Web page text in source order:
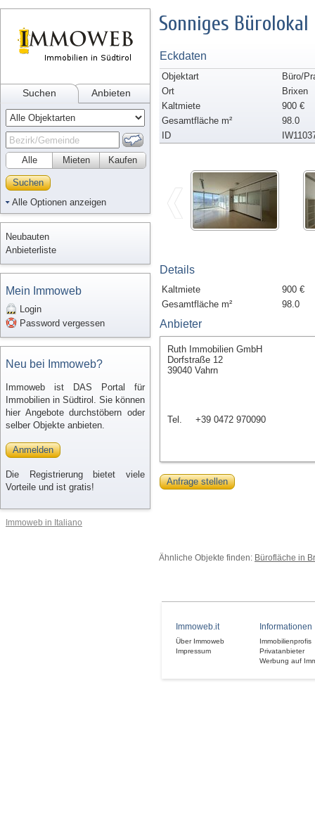
Suchen Anbieten
Alle Kaufen
Mieten
Suchen
Alle Optionen anzeigen
Neubauten
Anbieterliste
Mein Immoweb
Login
Password vergessen
Neu bei Immoweb?
Immoweb ist DAS Portal für
Immobilien in Südtirol. Sie können
hier Angebote durchstöbern oder
selber Objekte anbieten.
Anmelden
Die Registrierung bietet viele
Vorteile und ist gratis!
Immoweb in Italiano
Sonniges
Eckdaten
Objektart
Büro/
Ort
Brixen
Kaltmiete
900 €
Gesamtfläche m²
98.0
ID
Details
Kaltmiete
900 €
Gesamtfläche m²
98.0
Anbieter
Ruth Immobilien GmbH
Dorfstraße 12
39040 Vahrn
Tel. +39 0472 970090
Anfrage stellen
Ähnliche Objekte finden: Bürofläche in
Immoweb.it
Über Immoweb
Impressum
Informationen
Immobilienprofis
Privatanbieter
Werbung auf